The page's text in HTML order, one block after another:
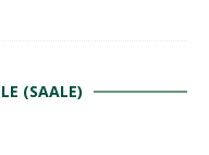
(SAALE)